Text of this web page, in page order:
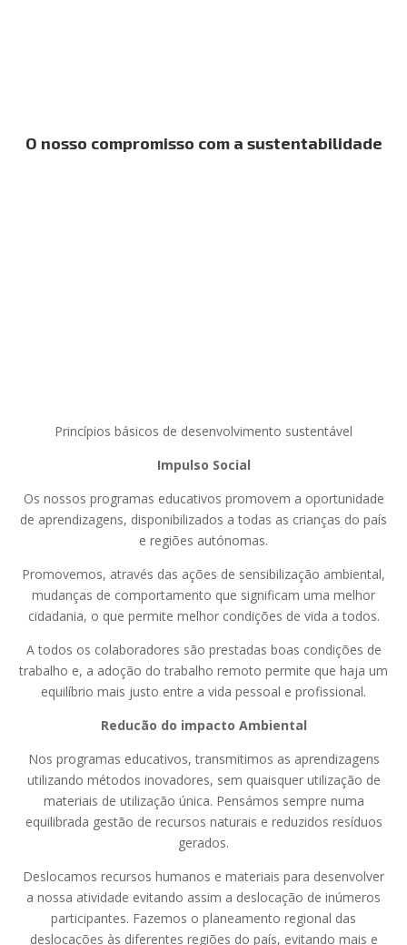
O nosso compromisso com a sustentabilidade
Princípios básicos de desenvolvimento sustentável
Impulso Social
Os nossos programas educativos promovem a oportunidade
de aprendizagens, disponibilizados a todas as crianças do país
e regiões autónomas.
Promovemos, através das ações de sensibilização ambiental,
mudanças de comportamento que significam uma melhor
cidadania, o que permite melhor condições de vida a todos.
A todos os colaboradores são prestadas boas condições de
trabalho e, a adoção do trabalho remoto permite que haja um
equilíbrio mais justo entre a vida pessoal e profissional.
Reducão do impacto Ambiental
Nos programas educativos, transmitimos as aprendizagens
utilizando métodos inovadores, sem quaisquer utilização de
materiais de utilização única. Pensámos sempre numa
equilibrada gestão de recursos naturais e reduzidos resíduos
gerados.
Deslocamos recursos humanos e materiais para desenvolver
a nossa atividade evitando assim a deslocação de inúmeros
participantes. Fazemos o planeamento regional das
deslocações às diferentes regiões do país, evitando mais e